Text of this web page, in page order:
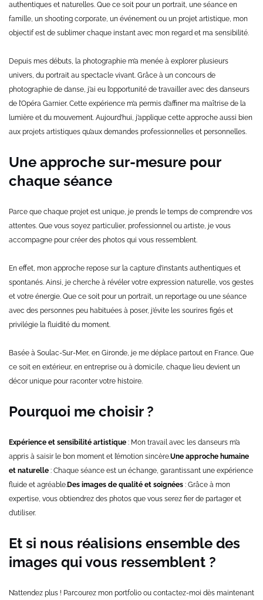
authentiques et naturelles. Que ce soit pour un portrait, une séance en
famille, un shooting corporate, un événement ou un projet artistique, mon
objectif est de sublimer chaque instant avec mon regard et ma sensibilité.
Depuis mes débuts, la photographie m’a menée à explorer plusieurs
univers, du portrait au spectacle vivant. Grâce à un concours de
photographie de danse, j’ai eu l’opportunité de travailler avec des danseurs
de l’Opéra Garnier. Cette expérience m’a permis d’affiner ma maîtrise de la
lumière et du mouvement. Aujourd’hui, j’applique cette approche aussi bien
aux projets artistiques qu’aux demandes professionnelles et personnelles.
Une approche sur-mesure pour
chaque séance
Parce que chaque projet est unique, je prends le temps de comprendre vos
attentes. Que vous soyez particulier, professionnel ou artiste, je vous
accompagne pour créer des photos qui vous ressemblent.
En effet, mon approche repose sur la capture d’instants authentiques et
spontanés. Ainsi, je cherche à révéler votre expression naturelle, vos gestes
et votre énergie. Que ce soit pour un portrait, un reportage ou une séance
avec des personnes peu habituées à poser, j’évite les sourires figés et
privilégie la fluidité du moment.
Basée à Soulac-Sur-Mer, en Gironde, je me déplace partout en France. Que
ce soit en extérieur, en entreprise ou à domicile, chaque lieu devient un
décor unique pour raconter votre histoire.
Pourquoi me choisir ?
Expérience et sensibilité artistique : Mon travail avec les danseurs m’a
appris à saisir le bon moment et l’émotion sincère.Une approche humaine
et naturelle : Chaque séance est un échange, garantissant une expérience
fluide et agréable.Des images de qualité et soignées : Grâce à mon
expertise, vous obtiendrez des photos que vous serez fier de partager et
d’utiliser.
Et si nous réalisions ensemble des
images qui vous ressemblent ?
N’attendez plus ! Parcourez mon portfolio ou contactez-moi dès maintenant